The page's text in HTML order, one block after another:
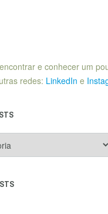
e conhecer um
redes: LinkedIn e